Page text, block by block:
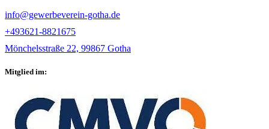
info@gewerbeverein-gotha.de
+493621-8821675
Mönchelsstraße 22, 99867 Gotha
Mitglied im: